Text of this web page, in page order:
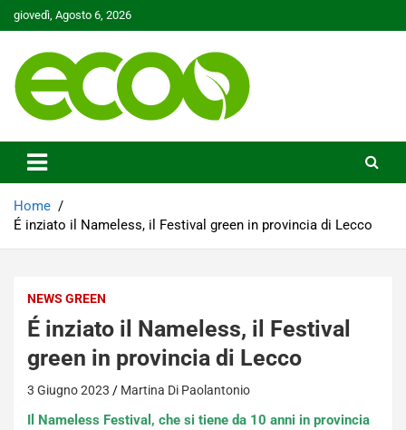
Skip
to
giovedì, Agosto 6, 2026
Ecoo.it
Home
É inziato il Nameless, il Festival green in provincia di Lecco
NEWS GREEN
É inziato il Nameless, il Festival
green in provincia di Lecco
3 Giugno 2023 Martina Di Paolantonio
Il Nameless Festival, che si tiene da 10 anni in provincia